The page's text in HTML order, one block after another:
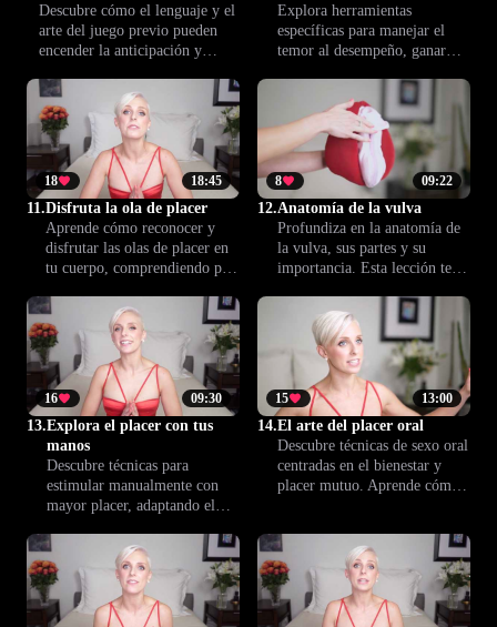
Descubre cómo el lenguaje y el
arte del juego previo pueden
encender la anticipación y
te ayuda a transformar simples
palabras en momentos íntimos
y apasionados.
Explora herramientas
específicas para manejar el
temor al desempeño, ganar
ansiedad. Potencia tus
encuentros íntimos y disfruta
de mayor bienestar junto a
Climax™.
18:45
18
11.Disfruta la ola de placer
Aprende cómo reconocer y
disfrutar las olas de placer en
tu cuerpo, comprendiendo por
íntima más enriquecedora.
Esta lección trae consejos para
conectar contigo y con tu
pareja desde el placer.
09:22
8
12.Anatomía de la vulva
Profundiza en la anatomía de
la vulva, sus partes y su
importancia. Esta lección te da
cuidar tu salud íntima con
confianza.
09:30
16
13.Explora el placer con tus
manos
Descubre técnicas para
estimular manualmente con
mayor placer, adaptando el
preferencias de tu pareja. Un
toque informado puede
potenciar el deseo y la
conexión íntima.
13:00
15
14.El arte del placer oral
Descubre técnicas de sexo oral
centradas en el bienestar y
placer mutuo. Aprende cómo
pareja.